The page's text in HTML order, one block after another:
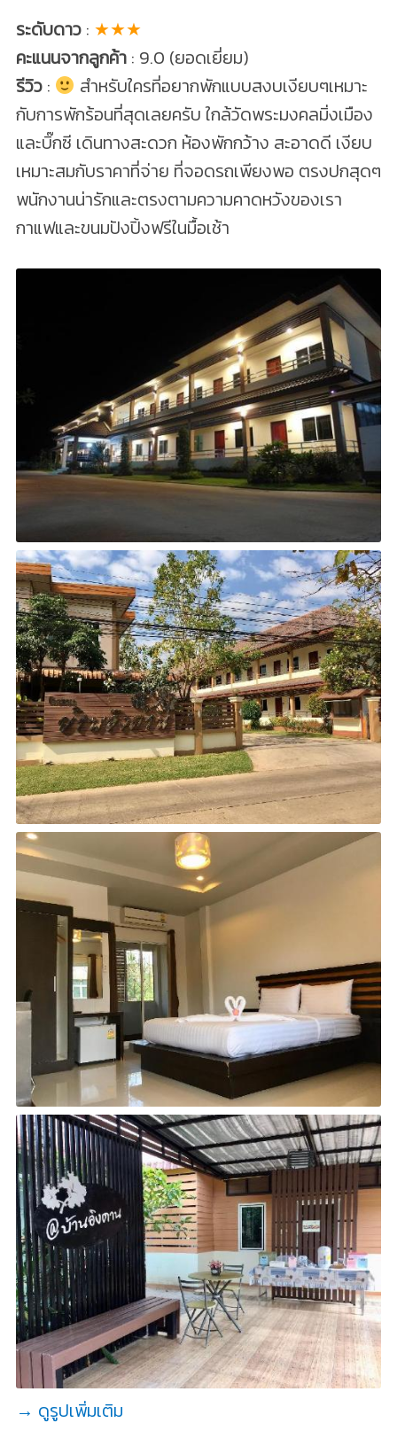
ระดับดาว: ★★★
คะแนนจากลูกค้า: 9.0 (ยอดเยี่ยม)
รีวิว:
สำหรับใครที่อยากพักแบบสงบเงียบๆเหมาะ
กับการพักร้อนที่สุดเลยครับ ใกล้วัดพระมงคลมิ่งเมือง
และบิ๊กซี เดินทางสะดวก ห้องพักกว้าง สะอาดดี เงียบ
เหมาะสมกับราคาที่จ่าย ที่จอดรถเพียงพอ​ ตรงปกสุดๆ
พนักงานน่ารักและตรงตามความคาดหวังของเรา
กาแฟและขนมปังปิ้งฟรีในมื้อเช้า
→ ดูรูปเพิ่มเติม